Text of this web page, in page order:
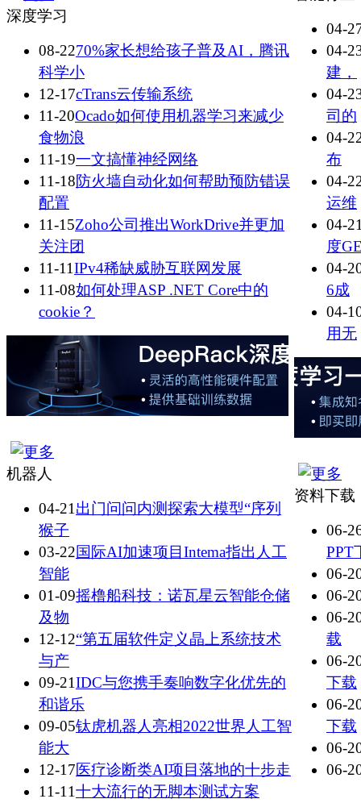
深度学习
08-2270%家长想给孩子普及AI，腾讯
科学小
12-17cTrans云传输系统
11-20Ocado如何使用机器学习来减少
食物浪
11-19一文搞懂神经网络
11-18防火墙自动化如何帮助预防错误
配置
11-15Zoho公司推出WorkDrive并更加
关注团
11-11IPv4稀缺威胁互联网发展
11-08如何处理ASP .NET Core中的
cookie？
04-
04-
建，
04-
司的
04-
布
04-
运维
04-
度
04-
6成
04-
用无
机器人
04-21 出门问问内测探索大模型“序列
猴子
03-22国际AI加速项目Intema指出人工
智能
01-09摇橹船科技：诺瓦星云智能仓储
及物
12-12“第五届软件定义晶上系统技术
与产
09-21IDC与您携手奏响数字化优先的
和谐乐
09-05钛虎机器人亮相2022世界人工智
能大
12-17 医疗诊断类AI项目落地的十步走
11-11十大流行的无脚本测试方案
资料下载
06-
PPT
06-
06-
06-
载
06-
下载
06-
下载
06-
06-